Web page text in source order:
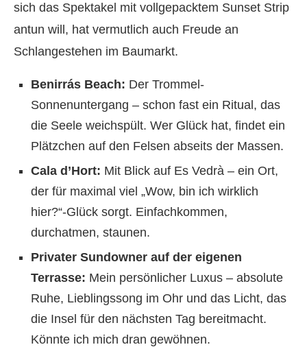
sich das Spektakel mit vollgepacktem Sunset Strip
antun will, hat vermutlich auch Freude an
Schlangestehen im Baumarkt.
Benirrás Beach: Der Trommel-
Sonnenuntergang – schon fast ein Ritual, das
die Seele weichspült. Wer Glück hat, findet ein
Plätzchen auf den Felsen abseits der Massen.
Cala d’Hort: Mit Blick auf Es Vedrà – ein Ort,
der für maximal viel „Wow, bin ich wirklich
hier?“-Glück sorgt. Einfachkommen,
durchatmen, staunen.
Privater Sundowner auf der eigenen
Terrasse: Mein persönlicher Luxus – absolute
Ruhe, Lieblingssong im Ohr und das Licht, das
die Insel für den nächsten Tag bereitmacht.
Könnte ich mich dran gewöhnen.